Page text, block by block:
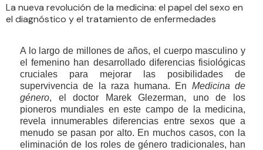
La nueva revolución de la medicina: el papel del sexo en
el diagnóstico y el tratamiento de enfermedades
A lo largo de millones de años, el cuerpo masculino y
el femenino han desarrollado diferencias fisiológicas
cruciales para mejorar las posibilidades de
supervivencia de la raza humana. En Medicina de
género, el doctor Marek Glezerman, uno de los
pioneros mundiales en este campo de la medicina,
revela innumerables diferencias entre sexos que a
menudo se pasan por alto. En muchos casos, con la
eliminación de los roles de género tradicionales, han